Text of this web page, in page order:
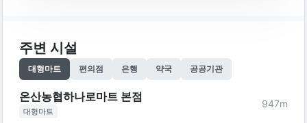
주변 시설
대형마트 편의점 은행 약국 공공기관
온산농협하나로마트 본점
대형마트
947m